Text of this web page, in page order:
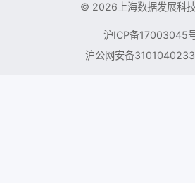
© 2026上海数据发展科
沪ICP备17003045
沪公网安备